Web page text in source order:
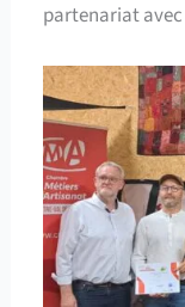
partenariat